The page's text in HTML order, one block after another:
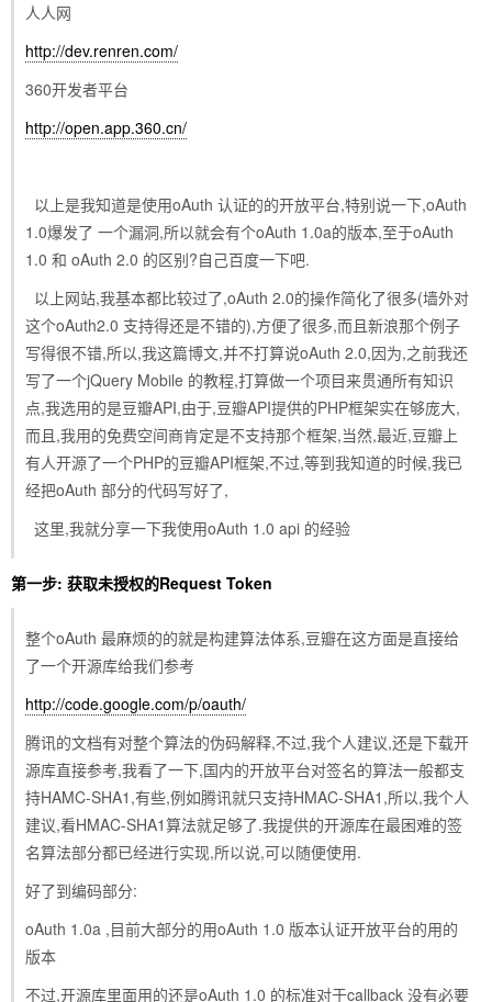
人人网
http://dev.renren.com/
360开发者平台
http://open.app.360.cn/
以上是我知道是使用oAuth 认证的的开放平台,特别说一下,oAuth
1.0爆发了 一个漏洞,所以就会有个oAuth 1.0a的版本,至于oAuth
1.0 和 oAuth 2.0 的区别?自己百度一下吧.
以上网站,我基本都比较过了,oAuth 2.0的操作简化了很多(墙外对
这个oAuth2.0 支持得还是不错的),方便了很多,而且新浪那个例子
写得很不错,所以,我这篇博文,并不打算说oAuth 2.0,因为,之前我还
写了一个jQuery Mobile 的教程,打算做一个项目来贯通所有知识
点,我选用的是豆瓣API,由于,豆瓣API提供的PHP框架实在够庞大,
而且,我用的免费空间商肯定是不支持那个框架,当然,最近,豆瓣上
有人开源了一个PHP的豆瓣API框架,不过,等到我知道的时候,我已
经把oAuth 部分的代码写好了,
这里,我就分享一下我使用oAuth 1.0 api 的经验
第一步: 获取未授权的Request Token
整个oAuth 最麻烦的的就是构建算法体系,豆瓣在这方面是直接给
了一个开源库给我们参考
http://code.google.com/p/oauth/
腾讯的文档有对整个算法的伪码解释,不过,我个人建议,还是下载开
源库直接参考,我看了一下,国内的开放平台对签名的算法一般都支
持HAMC-SHA1,有些,例如腾讯就只支持HMAC-SHA1,所以,我个人
建议,看HMAC-SHA1算法就足够了.我提供的开源库在最困难的签
名算法部分都已经进行实现,所以说,可以随便使用.
好了到编码部分:
oAuth 1.0a ,目前大部分的用oAuth 1.0 版本认证开放平台的用的
版本
不过,开源库里面用的还是oAuth 1.0 的标准对于callback 没有必要